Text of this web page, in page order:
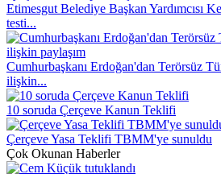
Etimesgut Belediye Başkan Yardımcısı
testi...
Cumhurbaşkanı Erdoğan'dan Terörsüz
ilişkin...
10 soruda Çerçeve Kanun Teklifi
Çerçeve Yasa Teklifi TBMM'ye sunuldu
Çok Okunan Haberler